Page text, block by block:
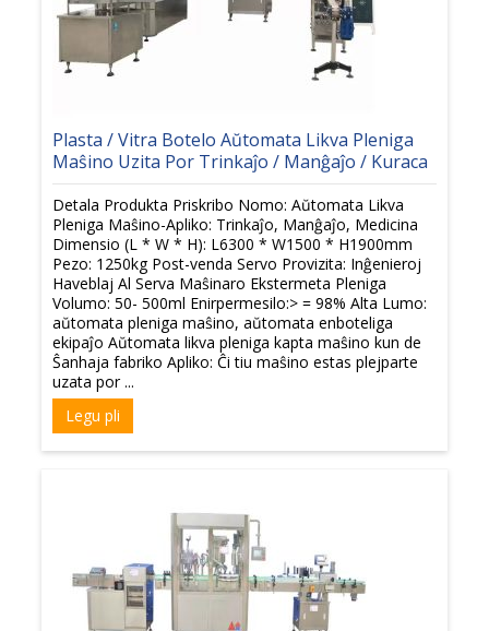
Plasta / Vitra Botelo Aŭtomata Likva Pleniga
Maŝino Uzita Por Trinkaĵo / Manĝaĵo / Kuraca
Detala Produkta Priskribo Nomo: Aŭtomata Likva
Pleniga Maŝino-Apliko: Trinkaĵo, Manĝaĵo, Medicina
Dimensio (L * W * H): L6300 * W1500 * H1900mm
Pezo: 1250kg Post-venda Servo Provizita: Inĝenieroj
Haveblaj Al Serva Maŝinaro Ekstermeta Pleniga
Volumo: 50- 500ml Enirpermesilo:> = 98% Alta Lumo:
aŭtomata pleniga maŝino, aŭtomata enboteliga
ekipaĵo Aŭtomata likva pleniga kapta maŝino kun de
Ŝanhaja fabriko Apliko: Ĉi tiu maŝino estas plejparte
uzata por ...
Legu pli